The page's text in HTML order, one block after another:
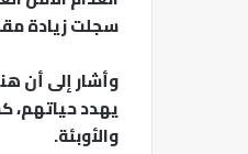
سجلت زيادة
يهدد حياتهم،
والأوبئة.